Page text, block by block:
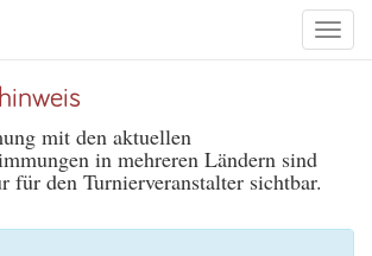
Toggle
mit den aktuellen
in mehreren Ländern sind
für den Turnierveranstalter sichtbar.